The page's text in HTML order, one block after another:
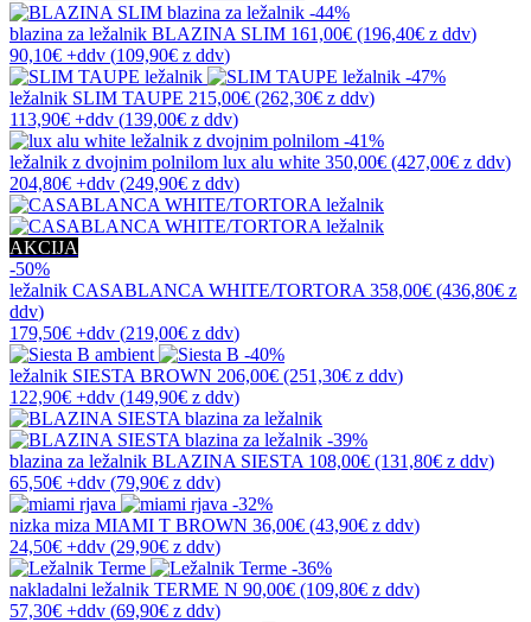
-44%
blazina za ležalnik BLAZINA SLIM 161,00€ (196,40€ z ddv)
90,10€ +ddv (109,90€ z ddv)
-47%
ležalnik SLIM TAUPE 215,00€ (262,30€ z ddv)
113,90€ +ddv (139,00€ z ddv)
-41%
ležalnik z dvojnim polnilom lux alu white 350,00€ (427,00€ z ddv)
204,80€ +ddv (249,90€ z ddv)
AKCIJA
-50%
ležalnik CASABLANCA WHITE/TORTORA 358,00€ (436,80€ z
ddv)
179,50€ +ddv (219,00€ z ddv)
-40%
ležalnik SIESTA BROWN 206,00€ (251,30€ z ddv)
122,90€ +ddv (149,90€ z ddv)
-39%
blazina za ležalnik BLAZINA SIESTA 108,00€ (131,80€ z ddv)
65,50€ +ddv (79,90€ z ddv)
-32%
nizka miza MIAMI T BROWN 36,00€ (43,90€ z ddv)
24,50€ +ddv (29,90€ z ddv)
-36%
nakladalni ležalnik TERME N 90,00€ (109,80€ z ddv)
57,30€ +ddv (69,90€ z ddv)